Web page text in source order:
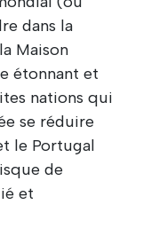
dans la
Maison
étonnant et
nations qui
se réduire
le Portugal
de
et